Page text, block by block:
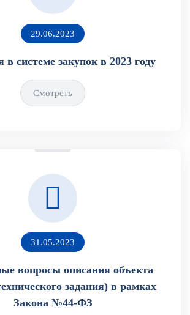
29.06.2023
в системе закупок в 2023 году
Смотреть
31.05.2023
вопросы описания объекта
задания) в рамках
Закона №44-ФЗ